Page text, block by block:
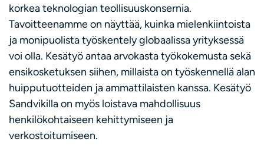
korkea teknologian teollisuuskonsernia.
Tavoitteenamme on näyttää, kuinka mielenkiintoista
ja monipuolista työskentely globaalissa yrityksessä
voi olla. Kesätyö antaa arvokasta työkokemusta sekä
ensikosketuksen siihen, millaista on työskennellä alan
huipputuotteiden ja ammattilaisten kanssa. Kesätyö
Sandvikilla on myös loistava mahdollisuus
henkilökohtaiseen kehittymiseen ja
verkostoitumiseen.